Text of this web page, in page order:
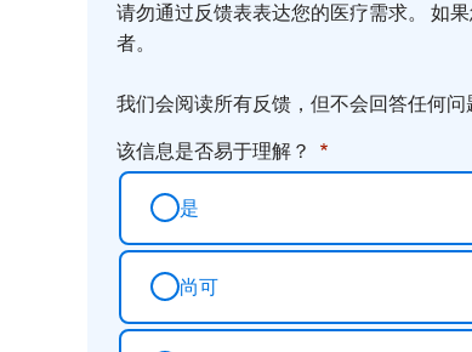
们
的
想
法
请勿通过反馈表表达您的医疗需求。 如
者。
我们会阅读所有反馈，但不会回答任何
该信息是否易于理解？
是
尚可